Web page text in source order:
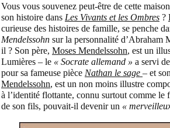
Vous vous souvenez peut-être de cette
son histoire dans Les Vivants et les Ombres ?
curieuse des histoires de famille, se penche
Mendelssohn sur la personnalité d’Abraham
il ? Son père, Moses Mendelssohn, est un
Lumières – le « Socrate allemand » a servi
pour sa fameuse pièce Nathan le sage – et
Mendelssohn, est un non moins illustre
à l’identité flottante, connu surtout comme le
de son fils, pouvait-il devenir un «